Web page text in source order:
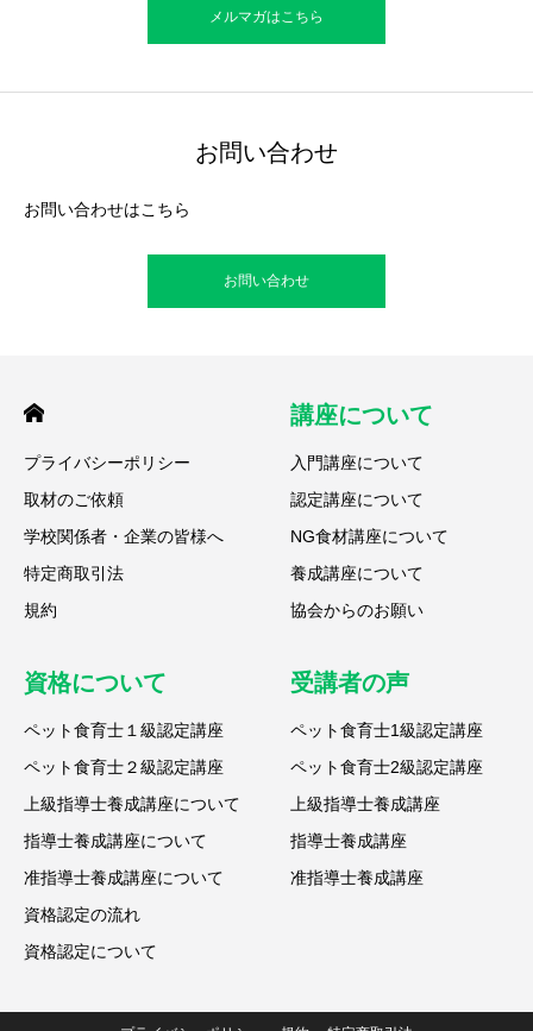
メルマガはこちら
お問い合わせ
お問い合わせはこちら
お問い合わせ
プライバシーポリシー
取材のご依頼
学校関係者・企業の皆様へ
特定商取引法
規約
講座について
入門講座について
認定講座について
NG食材講座について
養成講座について
協会からのお願い
資格について
ペット食育士１級認定講座
ペット食育士２級認定講座
上級指導士養成講座について
指導士養成講座について
准指導士養成講座について
資格認定の流れ
資格認定について
受講者の声
ペット食育士1級認定講座
ペット食育士2級認定講座
上級指導士養成講座
指導士養成講座
准指導士養成講座